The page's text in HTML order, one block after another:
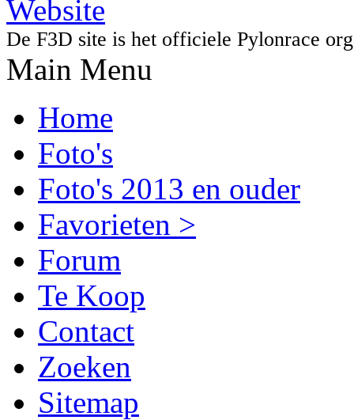
De F3D site is het officiele Pylonrace
Main Menu
Home
Foto's
Foto's 2013 en ouder
Favorieten >
Forum
Te Koop
Contact
Zoeken
Sitemap